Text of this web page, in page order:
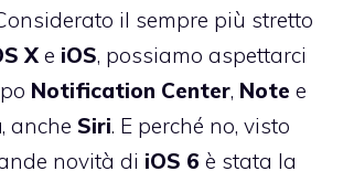
il sempre più stretto
X e iOS, possiamo aspettarci
Notification Center, Note e
, anche Siri. E perché no, visto
novità di iOS 6 è stata la